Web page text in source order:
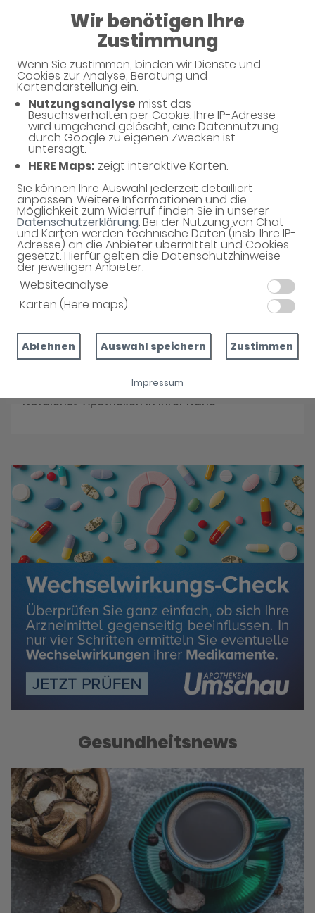
Wir benötigen Ihre
Zustimmung
Wenn Sie zustimmen, binden wir Dienste und
Cookies zur Analyse, Beratung und
Kartendarstellung ein.
Nutzungsanalyse misst das
Besuchsverhalten per Cookie. Ihre IP-Adresse
wird umgehend gelöscht, eine Datennutzung
durch Google zu eigenen Zwecken ist
untersagt.
HERE Maps: zeigt interaktive Karten.
Sie können Ihre Auswahl jederzeit detailliert
anpassen. Weitere Informationen und die
Möglichkeit zum Widerruf finden Sie in unserer
Datenschutzerklärung. Bei der Nutzung von Chat
und Karten werden technische Daten (insb. Ihre IP-
Adresse) an die Anbieter übermittelt und Cookies
gesetzt. Hierfür gelten die Datenschutzhinweise
der jeweiligen Anbieter.
Websiteanalyse
Karten (Here maps)
Ablehnen Auswahl speichern Zustimmen
Impressum
09:00 - 13:00
Alexandrinen-Apotheke
Willkommen in Ihrer Apotheke
Ihre Gesundheitsberatung vor Ort
Unverbindliche Reservierung
Notdienst-Apotheken in Ihrer Nähe
Gesundheitsnews